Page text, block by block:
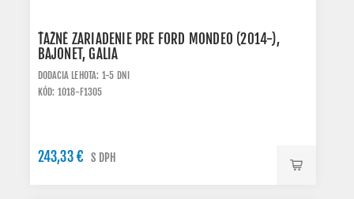
ŤAŽNÉ ZARIADENIE PRE FORD MONDEO (2014-),
BAJONET, GALIA
DODACIA LEHOTA: 1-5 DNI
KÓD: 1018-F1305
243,33 € S DPH